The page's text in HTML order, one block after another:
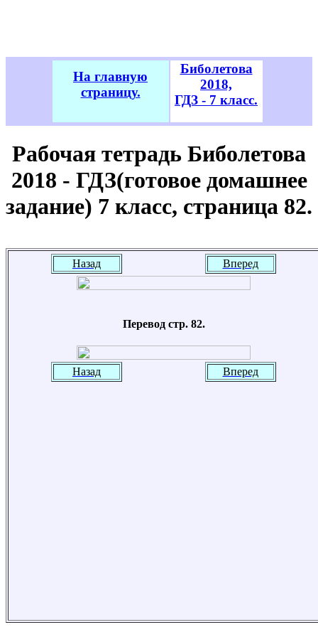
На главную
страницу.
Биболетова
2018,
ГДЗ - 7 класс.
Рабочая тетрадь Биболетова
2018 - ГДЗ(готовое домашнее
задание) 7 класс, страница 82.
Назад Вперед
Перевод стр. 82.
Назад Вперед